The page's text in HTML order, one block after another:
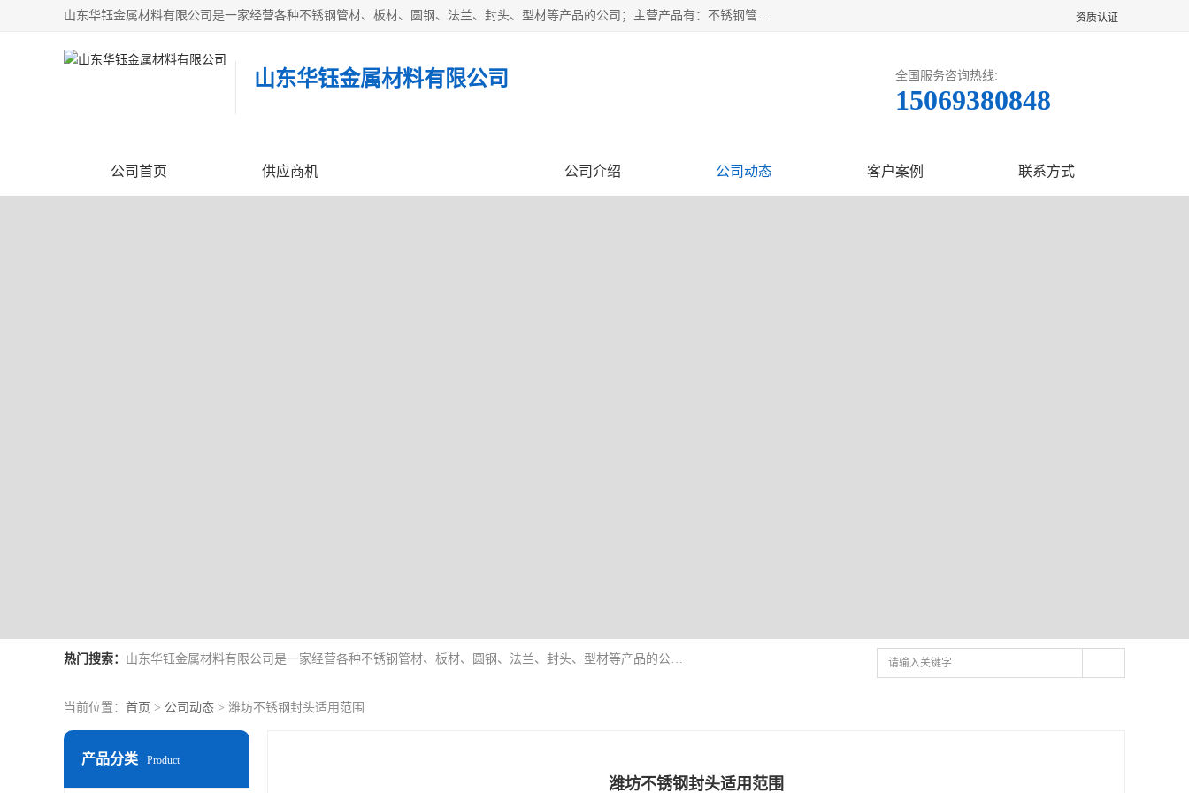
山东华钰金属材料有限公司是一家经营各种不锈钢管材、板材、圆钢、法兰、封头、型材等产品的公司；主营产品有：不锈钢管，激光切割，管件标准件，不锈钢圆钢，不锈钢人孔，不锈钢亮管，不锈钢角钢，不锈钢加工，不锈钢管子，不锈钢工业方管，不锈钢封头，不锈钢法兰，不锈钢阀门，不锈钢槽钢，不锈钢扁钢，不锈钢板等；可为客户制作各种规格的型材及不锈钢配件、非标准件及各种容器具等，能满足客户的不同采购要求。 资质认证
山东华钰金属材料有限公司 全国服务咨询热线:
15069380848
公司首页 供应商机 公司介绍 公司动态 客户案例 联系方式
热门搜索： 山东华钰金属材料有限公司是一家经营各种不锈钢管材、板材、圆钢、法兰、封头、型材等产品的公司；主营产品有：不锈钢管，激光切割，管件标准件，不锈钢圆钢，不锈钢人孔，不锈钢亮管，不锈钢角钢，不锈钢加工，不锈钢管子，不锈钢工业方管，不锈钢封头，不锈钢法兰，不锈钢阀门，不锈钢槽钢，不锈钢扁钢，不锈钢板等；可为客户制作各种规格的型材及不锈钢配件、非标准件及各种容器具等，能满足客户的不同采购要求。
当前位置： 首页 > 公司动态 > 潍坊不锈钢封头适用范围
产品分类 Product
潍坊不锈钢封头适用范围